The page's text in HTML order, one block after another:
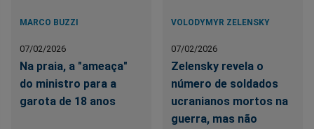
MARCO BUZZI
07/02/2026
Na praia, a "ameaça"
do ministro para a
garota de 18 anos
VOLODYMYR ZELENSKY
07/02/2026
Zelensky revela o
número de soldados
ucranianos mortos na
guerra, mas não